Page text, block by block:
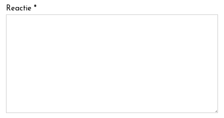
Reactie *